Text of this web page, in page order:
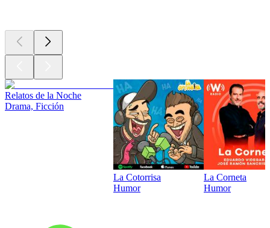
Relatos de la Noche
Drama, Ficción
La Cotorrisa
Humor
La Corneta
Humor